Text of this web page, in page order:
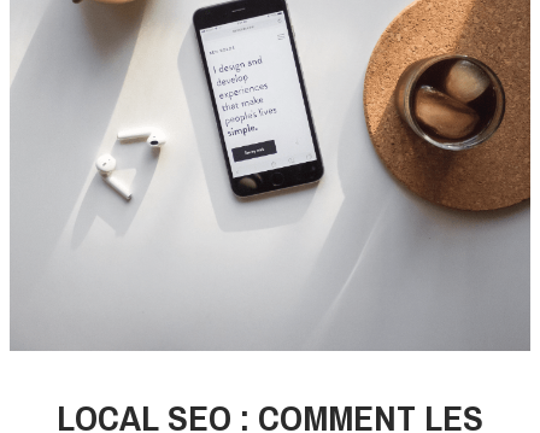
LOCAL SEO : COMMENT LES